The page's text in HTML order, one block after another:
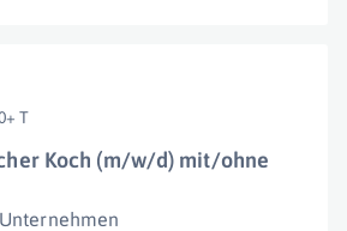
T
Koch (m/w/d) mit/ohne